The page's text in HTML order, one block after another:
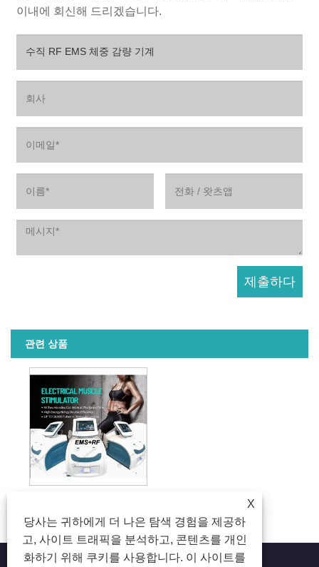
이내에 회신해 드리겠습니다.
관련 상품
X
당사는 귀하에게 더 나은 탐색 경험을 제공하
고, 사이트 트래픽을 분석하고, 콘텐츠를 개인
화하기 위해 쿠키를 사용합니다. 이 사이트를